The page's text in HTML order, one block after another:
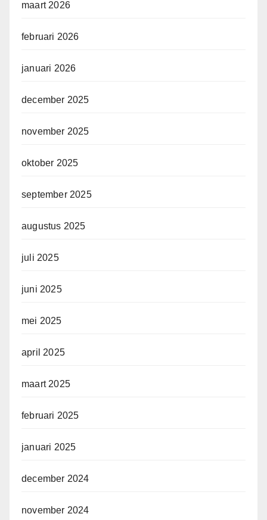
maart 2026
februari 2026
januari 2026
december 2025
november 2025
oktober 2025
september 2025
augustus 2025
juli 2025
juni 2025
mei 2025
april 2025
maart 2025
februari 2025
januari 2025
december 2024
november 2024